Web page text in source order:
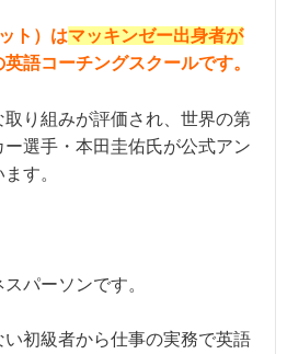
ト）はマッキンゼー出身者が
語コーチングスクールです。
り組みが評価され、世界の第
選手・本田圭佑氏が公式アン
す。
パーソンです。
初級者から仕事の実務で英語